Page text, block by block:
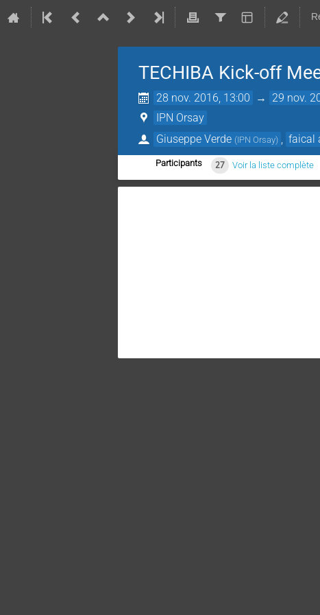
TECHIBA Kick-off
28 nov. 2016, 13:00 → 29 nov.
IPN Orsay
Giuseppe Verde (IPN Orsay) faical
Participants 27 Voir la liste complète